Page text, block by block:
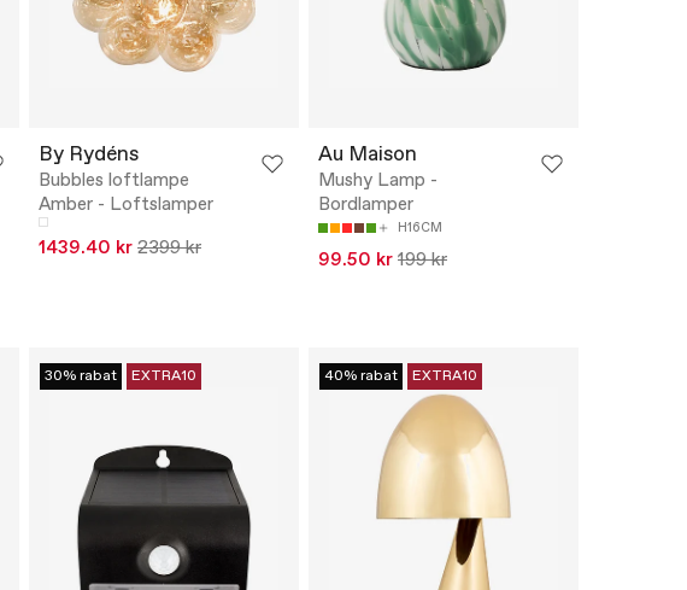
By Rydéns
Bubbles loftlampe
Amber - Loftslamper
1439.40 kr 2399 kr
Au Maison
Mushy Lamp -
Bordlamper
H16CM
99.50 kr 199 kr
30% rabat EXTRA10 40% rabat EXTRA10